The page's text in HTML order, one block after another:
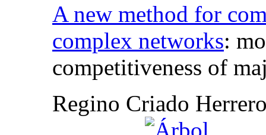
A new method for
complex networks:
competitiveness of
Regino Criado